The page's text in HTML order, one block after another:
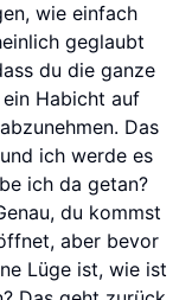
wie einfach
geglaubt
du die ganze
Habicht auf
Das
ich werde es
ich da getan?
du kommst
aber bevor
Lüge ist, wie ist